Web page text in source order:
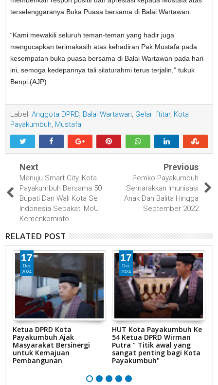
terselenggaranya Buka Puasa bersama di Balai Wartawan.
“Kami mewakili seluruh teman-teman yang hadir juga
mengucapkan terimakasih atas kehadiran Pak Mustafa pada
kesempatan buka puasa bersama di Balai Wartawan pada hari
ini, semoga kedepannya tali silaturahmi terus terjalin,” tukuk
Benpi.(AJP)
Label: Anggota DPRD, Balai Wartawan, Gelar Iftitar, Kota
Payakumbuh, Mustafa
Next
Menuju Smart City, Kota
Payakumbuh Bersama 50
Bupati Dan Wali Kota Se
Indonesia Sepakati MoU
Kemenkominfo
Previous
Pemko Payakumbuh
Semarakkan Imunisasi
Anak Dan Balita Hingga
September 2022
RELATED POST
17
Dec
2024
Ketua DPRD Kota
Payakumbuh Ajak
Masyarakat Bersinergi
untuk Kemajuan
Pembangunan
17
Dec
2024
HUT Kota Payakumbuh Ke
54 Ketua DPRD Wirman
Putra " Titik awal yang
sangat penting bagi Kota
Payakumbuh"